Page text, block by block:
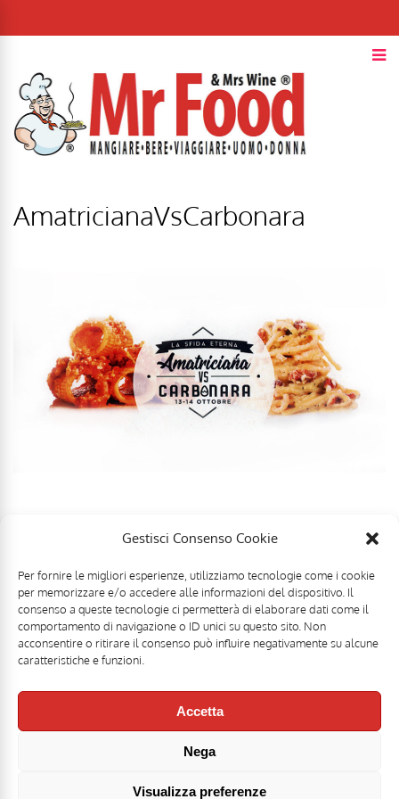
Gestisci Consenso Cookie
Per fornire le migliori esperienze, utilizziamo tecnologie come i cookie
per memorizzare e/o accedere alle informazioni del dispositivo. Il
consenso a queste tecnologie ci permetterà di elaborare dati come il
comportamento di navigazione o ID unici su questo sito. Non
acconsentire o ritirare il consenso può influire negativamente su alcune
caratteristiche e funzioni.
Accetta
Nega
Visualizza preferenze
AmatricianaVsCarbonara
Mr Food & Mrs Wine è una testata registrata di
Direttore responsabile: Stefano Belli [DISCLAIMER